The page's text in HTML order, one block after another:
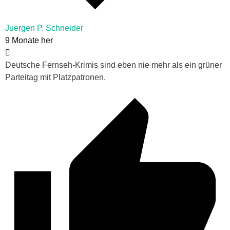
Juergen P. Schneider
9 Monate her
Deutsche Fernseh-Krimis sind eben nie mehr als ein grüner
Parteitag mit Platzpatronen.